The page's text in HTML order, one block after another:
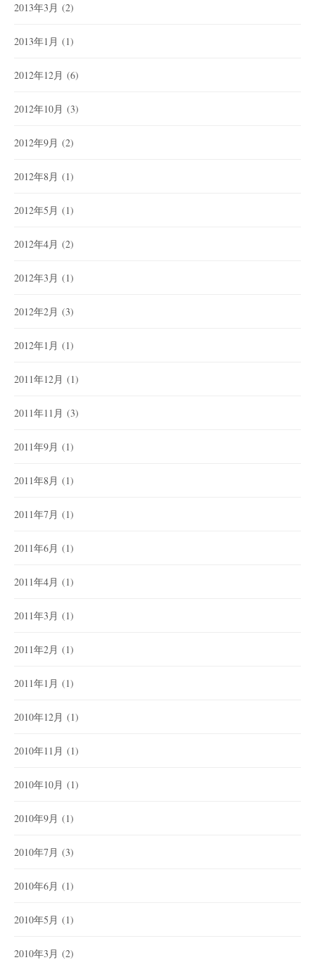
2013年3月 (2)
2013年1月 (1)
2012年12月 (6)
2012年10月 (3)
2012年9月 (2)
2012年8月 (1)
2012年5月 (1)
2012年4月 (2)
2012年3月 (1)
2012年2月 (3)
2012年1月 (1)
2011年12月 (1)
2011年11月 (3)
2011年9月 (1)
2011年8月 (1)
2011年7月 (1)
2011年6月 (1)
2011年4月 (1)
2011年3月 (1)
2011年2月 (1)
2011年1月 (1)
2010年12月 (1)
2010年11月 (1)
2010年10月 (1)
2010年9月 (1)
2010年7月 (3)
2010年6月 (1)
2010年5月 (1)
2010年3月 (2)